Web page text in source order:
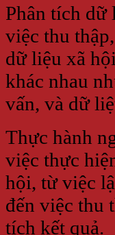
Phân tích dữ
việc thu
dữ liệu xã
khác nhau
vấn, và dữ
Thực hành
việc thực
hội, từ việc
đến việc thu
tích kết quả.